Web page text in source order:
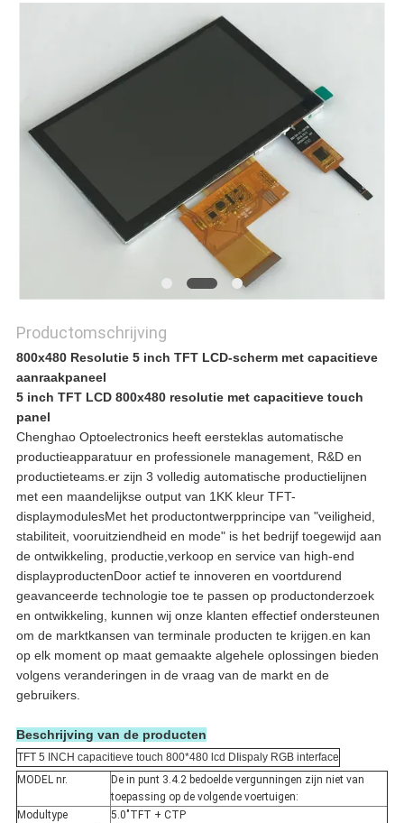
Productomschrijving
800x480 Resolutie 5 inch TFT LCD-scherm met capacitieve
aanraakpaneel
5 inch TFT LCD 800x480 resolutie met capacitieve touch
panel
Chenghao Optoelectronics heeft eersteklas automatische
productieapparatuur en professionele management, R&D en
productieteams.er zijn 3 volledig automatische productielijnen
met een maandelijkse output van 1KK kleur TFT-
displaymodulesMet het productontwerpprincipe van "veiligheid,
stabiliteit, vooruitziendheid en mode" is het bedrijf toegewijd aan
de ontwikkeling, productie,verkoop en service van high-end
displayproductenDoor actief te innoveren en voortdurend
geavanceerde technologie toe te passen op productonderzoek
en ontwikkeling, kunnen wij onze klanten effectief ondersteunen
om de marktkansen van terminale producten te krijgen.en kan
op elk moment op maat gemaakte algehele oplossingen bieden
volgens veranderingen in de vraag van de markt en de
gebruikers.
Beschrijving van de producten
TFT 5 INCH capacitieve touch 800*480 lcd DIispaly RGB interface
MODEL nr.
De in punt 3.4.2 bedoelde vergunningen zijn niet van
toepassing op de volgende voertuigen:
Modultype
5.0"TFT + CTP